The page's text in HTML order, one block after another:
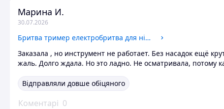
Марина И.
30.07.2026
Бритва тример електробритва для ніг жіноча електрична Тримери для інтимних зон Депіляція волосся в носі
Заказала , но инструмент не работает. Без насадок ещё
жаль. Долго ждала. Но это ладно. Не осматривала, потому
Відправляли довше обіцяного
Коментарі 0